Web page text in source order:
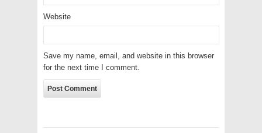
Website
Save my name, email, and website in this browser
for the next time I comment.